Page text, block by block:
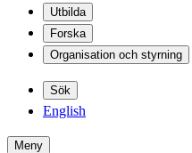
Utbilda
Forska
Organisation och styrning
Sök
English
Meny